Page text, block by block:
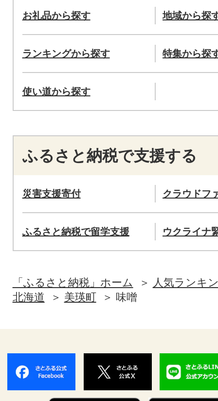
お礼品から探す 地域から探
ランキングから探す 特集から探
使い道から探す
ふるさと納税で支援する
災害支援寄付 クラウドフ
ふるさと納税で留学支援 ウクライナ
「ふるさと納税」ホーム
人気ランキ
北海道
美瑛町 味噌